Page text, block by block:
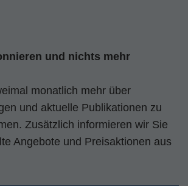
und nichts mehr
monatlich mehr über
und aktuelle Publikationen zu
Zusätzlich informieren wir Sie
Angebote und Preisaktionen aus